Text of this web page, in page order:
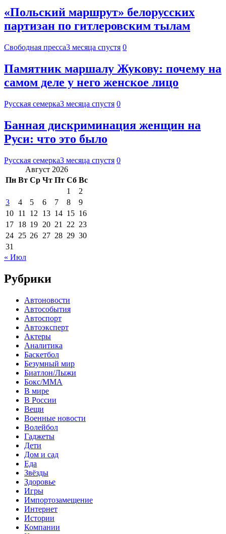
«Польский маршрут» белорусских
партизан по гитлеровским тылам
Свободная пресса3 месяца спустя 0
Памятник маршалу Жукову: почему на
самом деле у него женское лицо
Русская семерка3 месяца спустя 0
Банная дискриминация женщин на
Руси: что это было
Русская семерка3 месяца спустя 0
Август 2026
Пн Вт Ср Чт Пт Сб Вс
1
2
3
4 5 6 7 8
9
10 11 12 13 14 15 16
17 18 19 20 21 22 23
24 25 26 27 28 29 30
31
« Июл
Рубрики
Автоновости
Автособытия
Автоспорт
Автоэксперт
Актеры
Аналитика
Баскетбол
Безумный мир
Биатлон/Лыжи
Бокс/MMA
В мире
В России
Вещи
Военные новости
Волейбол
Гаджеты
Дети
Дом и сад
Еда
Звёзды
Здоровье
Игры
Импортозамещение
Интернет
Истории
Компании